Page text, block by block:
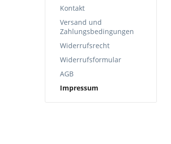
Kontakt
Versand und
Zahlungsbedingungen
Widerrufsrecht
Widerrufsformular
AGB
Impressum